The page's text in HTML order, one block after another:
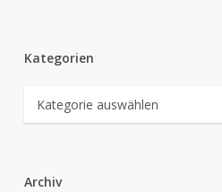
Kategorien
Kategorien
Archiv